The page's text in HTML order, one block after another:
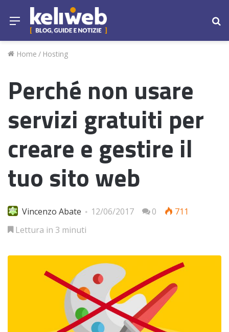
Menu
Home / Hosting
Perché non usare
servizi gratuiti per
creare e gestire il
tuo sito web
Vincenzo Abate 12/06/2017 0
711
Lettura in 3 minuti